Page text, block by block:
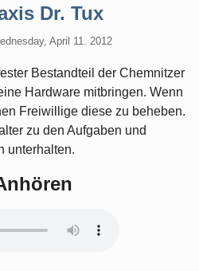
Dr. Tux
April 11. 2012
Bestandteil der Chemnitzer
Hardware mitbringen. Wenn
Freiwillige diese zu beheben.
zu den Aufgaben und
unterhalten.